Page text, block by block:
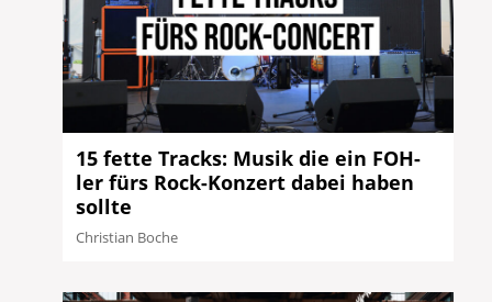
15 fette Tracks: Musik die ein FOH-
ler fürs Rock-Konzert dabei haben
sollte
Christian Boche